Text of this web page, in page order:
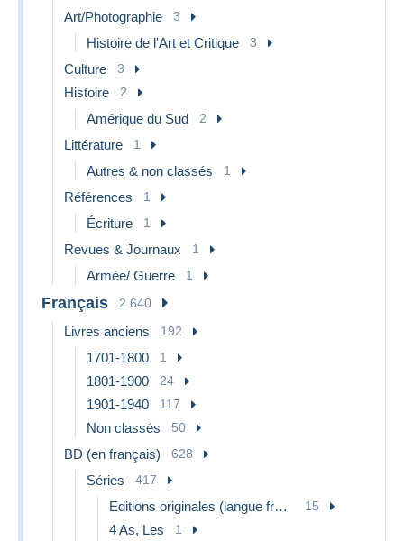
Art/Photographie 3
Histoire de l'Art et Critique 3
Culture 3
Histoire 2
Amérique du Sud 2
Littérature 1
Autres & non classés 1
Références 1
Écriture 1
Revues & Journaux 1
Armée/ Guerre 1
Français 2 640
Livres anciens 192
1701-1800 1
1801-1900 24
1901-1940 117
Non classés 50
BD (en français) 628
Séries 417
Editions originales (langue française) 15
4 As, Les 1